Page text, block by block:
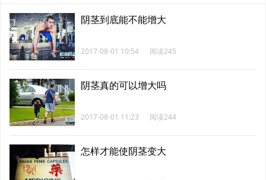
阴茎到底能不能增大
2017-08-01 10:54 阅读245
阴茎真的可以增大吗
2017-08-01 11:23 阅读244
怎样才能使阴茎变大